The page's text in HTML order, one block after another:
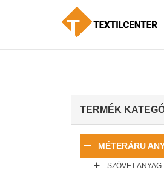
TERMÉK
MÉTERÁRU
SZÖVET ANYAG